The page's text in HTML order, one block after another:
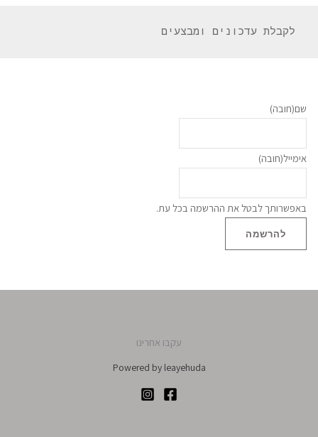
שם(חובה)
אימייל(חובה)
באפשרותך לבטל את ההרשמה בכל עת.
להרשמה
עקבו אחרינו
Powered by leayehuda